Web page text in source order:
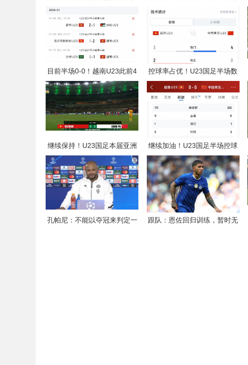
+买断选项
目前半场0-0！越南U23此前4
战全胜，3场比赛上半场进球
控球率占优！U23国足半场数
据：控球率超6成，射门4-3，
射正0-2
继续保持！U23国足本届亚洲
杯435分钟1球未丢，仍保持0
失球纪录
继续加油！U23国足半场控球
超6成传球数多130，多名主力
在替补席
孔帕尼：不能以夺冠来判定一
跟队：恩佐回归训练，暂时无